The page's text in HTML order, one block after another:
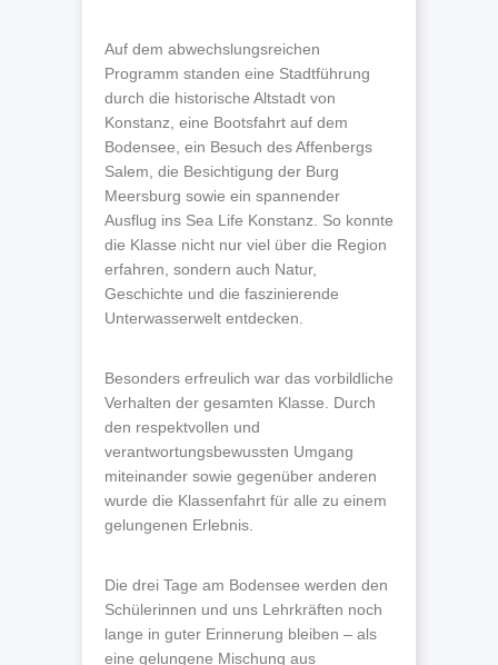
Auf dem abwechslungsreichen
Programm standen eine Stadtführung
durch die historische Altstadt von
Konstanz, eine Bootsfahrt auf dem
Bodensee, ein Besuch des Affenbergs
Salem, die Besichtigung der Burg
Meersburg sowie ein spannender
Ausflug ins Sea Life Konstanz. So konnte
die Klasse nicht nur viel über die Region
erfahren, sondern auch Natur,
Geschichte und die faszinierende
Unterwasserwelt entdecken.
Besonders erfreulich war das vorbildliche
Verhalten der gesamten Klasse. Durch
den respektvollen und
verantwortungsbewussten Umgang
miteinander sowie gegenüber anderen
wurde die Klassenfahrt für alle zu einem
gelungenen Erlebnis.
Die drei Tage am Bodensee werden den
Schülerinnen und uns Lehrkräften noch
lange in guter Erinnerung bleiben – als
eine gelungene Mischung aus